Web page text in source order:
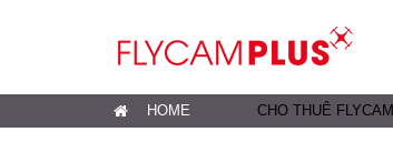
HOME CHO THUÊ FLYCAM